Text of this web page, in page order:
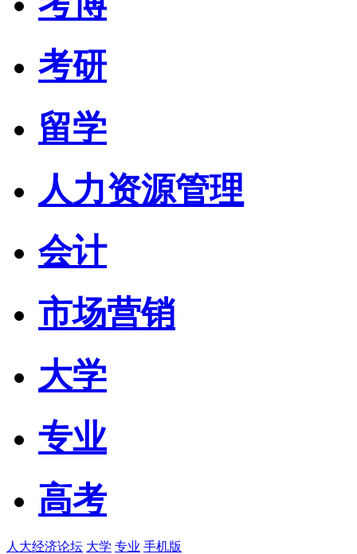
考研
留学
人力资源管理
会计
市场营销
大学
专业
高考
人大经济论坛 大学 专业 手机版